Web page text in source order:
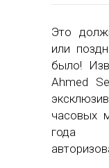
Это
или
было!
Ahmed
часовых
года